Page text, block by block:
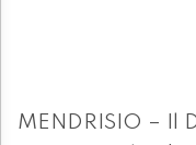
MENDRISIO – Il